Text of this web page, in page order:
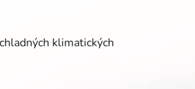
klimatických